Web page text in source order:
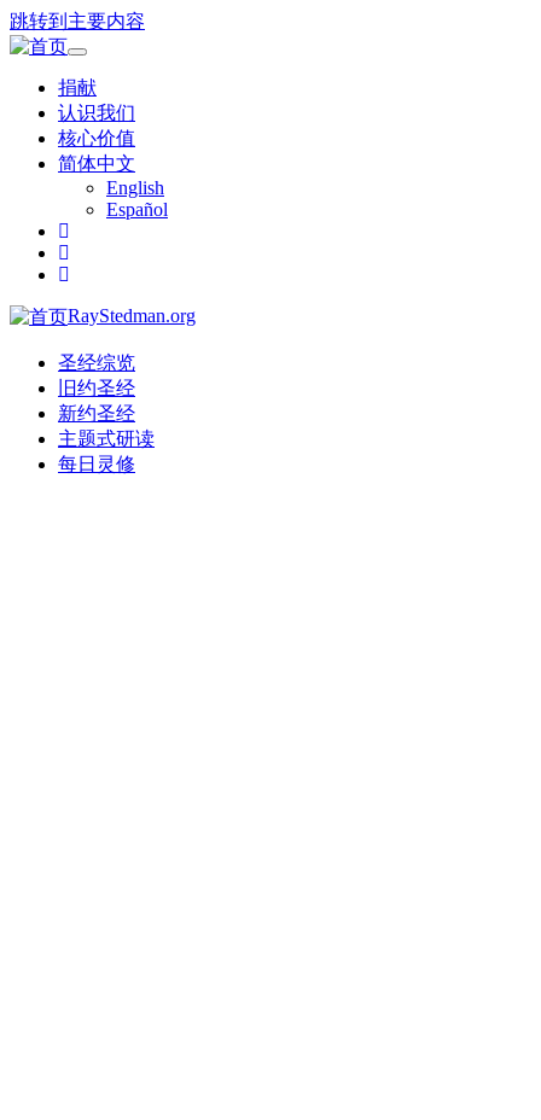
跳转到主要内容
Toggle
navigation
捐献
认识我们
核心价值
简体中文
English
Español
RayStedman.org
圣经综览
旧约圣经
新约圣经
主题式研读
每日灵修